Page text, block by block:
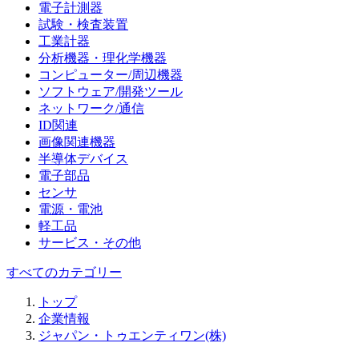
電子計測器
試験・検査装置
工業計器
分析機器・理化学機器
コンピューター/周辺機器
ソフトウェア/開発ツール
ネットワーク/通信
ID関連
画像関連機器
半導体デバイス
電子部品
センサ
電源・電池
軽工品
サービス・その他
すべてのカテゴリー
トップ
企業情報
ジャパン・トゥエンティワン(株)